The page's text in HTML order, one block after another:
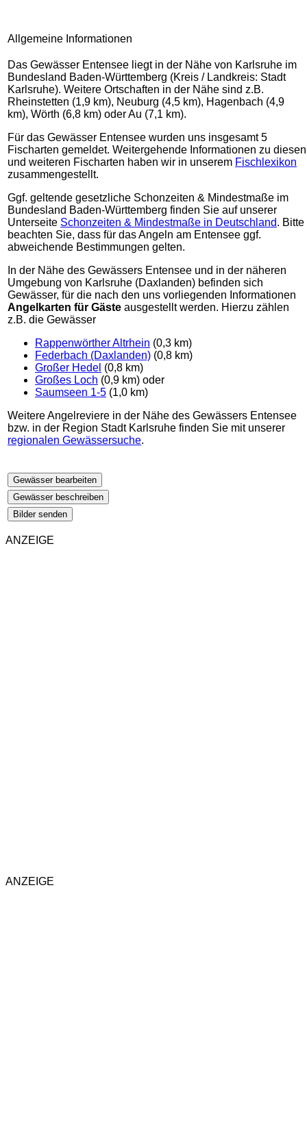
Allgemeine Informationen
Das Gewässer Entensee liegt in der Nähe von Karlsruhe im
Bundesland Baden-Württemberg (Kreis / Landkreis: Stadt
Karlsruhe). Weitere Ortschaften in der Nähe sind z.B.
Rheinstetten (1,9 km), Neuburg (4,5 km), Hagenbach (4,9
km), Wörth (6,8 km) oder Au (7,1 km).
Für das Gewässer Entensee wurden uns insgesamt 5
Fischarten gemeldet. Weitergehende Informationen zu diesen
und weiteren Fischarten haben wir in unserem Fischlexikon
zusammengestellt.
Ggf. geltende gesetzliche Schonzeiten & Mindestmaße im
Bundesland Baden-Württemberg finden Sie auf unserer
Unterseite Schonzeiten & Mindestmaße in Deutschland. Bitte
beachten Sie, dass für das Angeln am Entensee ggf.
abweichende Bestimmungen gelten.
In der Nähe des Gewässers Entensee und in der näheren
Umgebung von Karlsruhe (Daxlanden) befinden sich
Gewässer, für die nach den uns vorliegenden Informationen
Angelkarten für Gäste ausgestellt werden. Hierzu zählen
z.B. die Gewässer
Rappenwörther Altrhein (0,3 km)
Federbach (Daxlanden) (0,8 km)
Großer Hedel (0,8 km)
Großes Loch (0,9 km) oder
Saumseen 1-5 (1,0 km)
Weitere Angelreviere in der Nähe des Gewässers Entensee
bzw. in der Region Stadt Karlsruhe finden Sie mit unserer
regionalen Gewässersuche.
Gewässer bearbeiten
Gewässer beschreiben
Bilder senden
ANZEIGE
ANZEIGE